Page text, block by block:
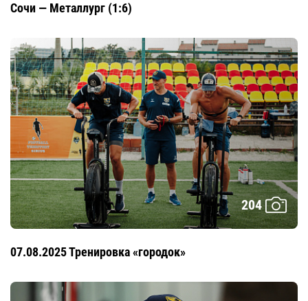
Сочи — Металлург (1:6)
204
07.08.2025 Тренировка «городок»